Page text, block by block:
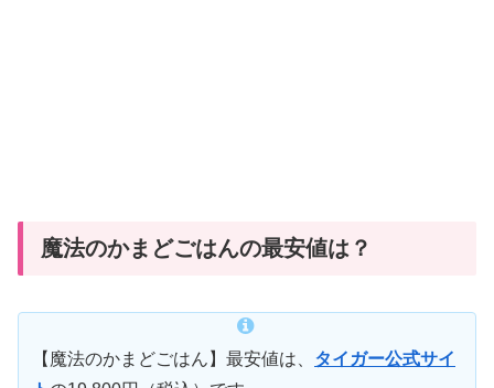
魔法のかまどごはんの最安値は？
【魔法のかまどごはん】最安値は、 タイガー公式サイ